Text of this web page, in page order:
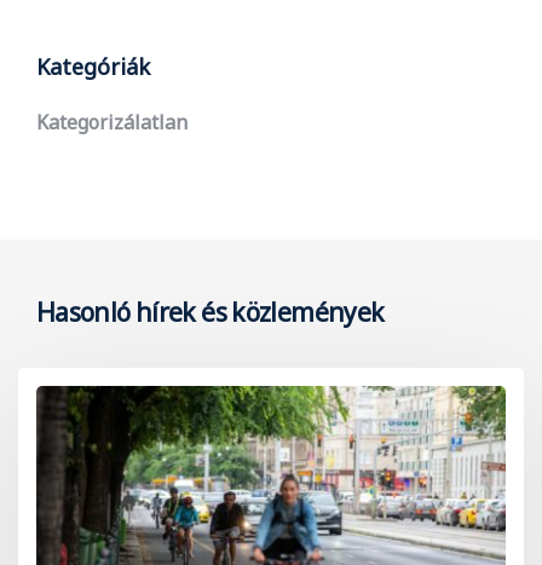
Kategóriák
Kategorizálatlan
Hasonló hírek és közlemények